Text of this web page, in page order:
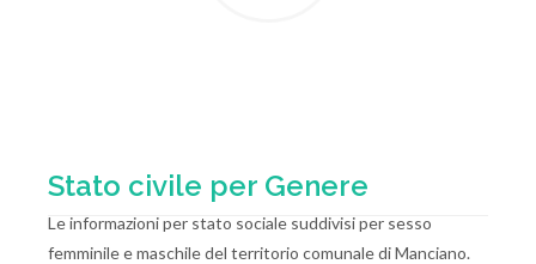
Stato civile per Genere
Le informazioni per stato sociale suddivisi per sesso
femminile e maschile del territorio comunale di Manciano.